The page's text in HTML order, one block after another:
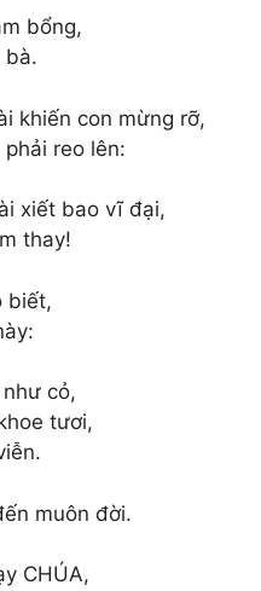
bổng,
bà.
khiến con mừng rỡ,
reo lên:
xiết bao vĩ đại,
thay!
biết,
cỏ,
tươi,
muôn đời.
CHÚA,